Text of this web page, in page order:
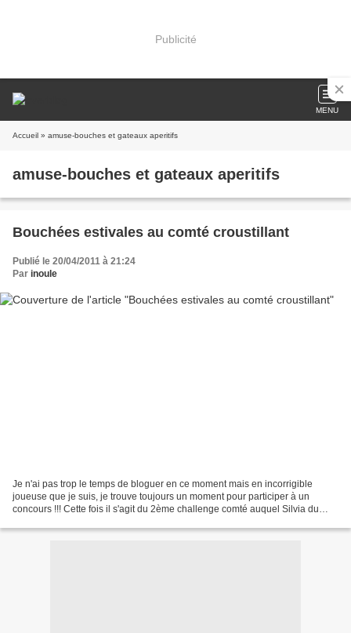
Publicité
MENU
Accueil » amuse-bouches et gateaux aperitifs
amuse-bouches et gateaux aperitifs
Bouchées estivales au comté croustillant
Publié le 20/04/2011 à 21:24
Par inoule
Je n'ai pas trop le temps de bloguer en ce moment mais en incorrigible
joueuse que je suis, je trouve toujours un moment pour participer à un
concours !!! Cette fois il s'agit du 2ème challenge comté auquel Silvia du